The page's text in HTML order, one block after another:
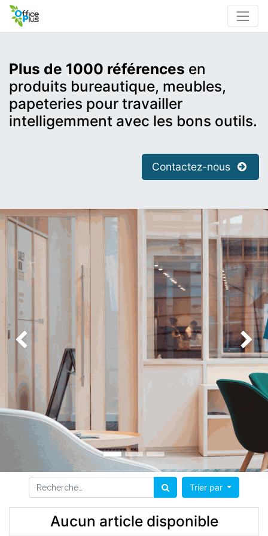
Plus de 1000 références en
produits bureautique, meubles,
papeteries pour travailler
intelligemment avec les bons outils.
Contactez-nous
Précédent
Trier par
Aucun article disponible